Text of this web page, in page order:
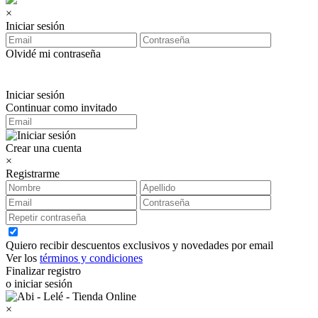
×
Iniciar sesión
Olvidé mi contraseña
Iniciar sesión
Continuar como invitado
Crear una cuenta
×
Registrarme
Quiero recibir descuentos exclusivos y novedades por email
Ver los términos y condiciones
Finalizar registro
o iniciar sesión
×